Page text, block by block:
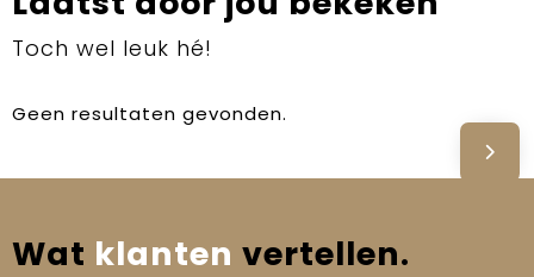
Toch wel leuk hé!
Geen resultaten gevonden.
Wat klanten vertellen.